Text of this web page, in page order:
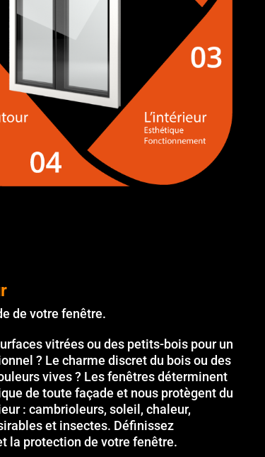
de votre fenêtre.
vitrées ou des petits-bois pour un
? Le charme discret du bois ou des
vives ? Les fenêtres déterminent
de toute façade et nous protègent du
: cambrioleurs, soleil, chaleur,
et insectes. Définissez
la protection de votre fenêtre.